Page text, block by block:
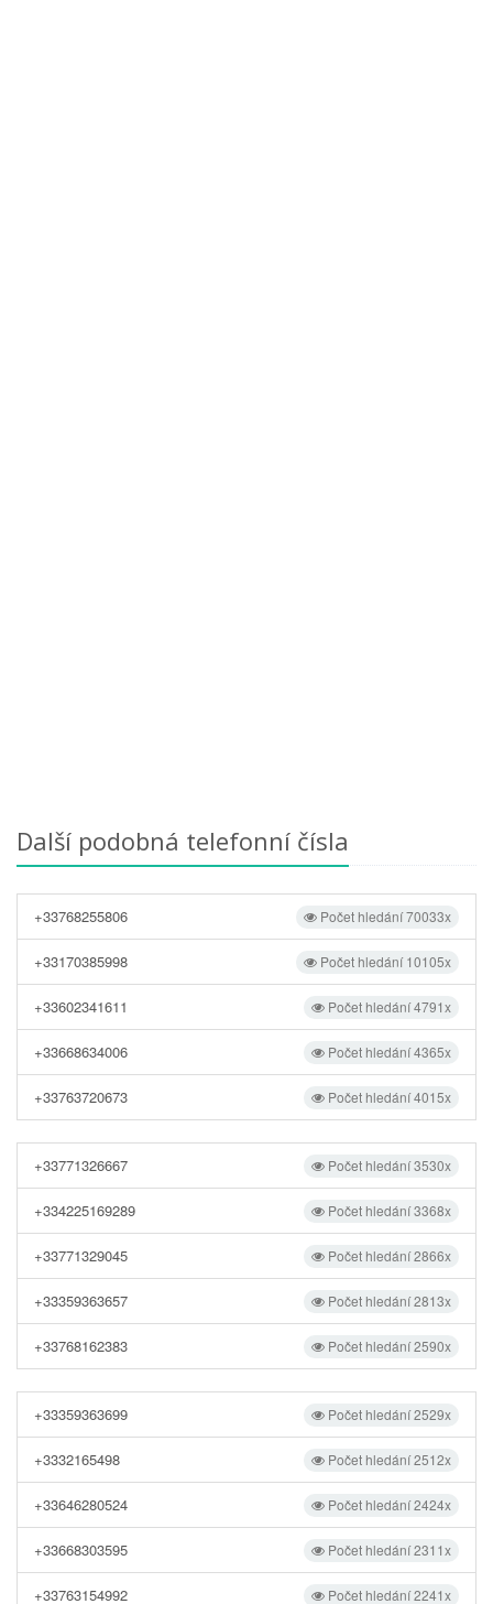
Další podobná telefonní čísla
Počet hledání 70033x
+33768255806
Počet hledání 10105x
+33170385998
Počet hledání 4791x
+33602341611
Počet hledání 4365x
+33668634006
Počet hledání 4015x
+33763720673
Počet hledání 3530x
+33771326667
Počet hledání 3368x
+334225169289
Počet hledání 2866x
+33771329045
Počet hledání 2813x
+33359363657
Počet hledání 2590x
+33768162383
Počet hledání 2529x
+33359363699
Počet hledání 2512x
+3332165498
Počet hledání 2424x
+33646280524
Počet hledání 2311x
+33668303595
Počet hledání 2241x
+33763154992